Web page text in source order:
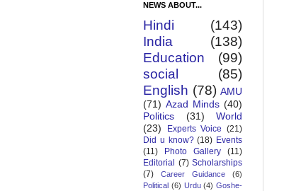
NEWS ABOUT...
Hindi
(143)
India
(138)
Education
(99)
social
(85)
English (78) AMU
(71) Azad Minds (40)
Politics
(31)
World
(23)
Experts Voice (21)
Did u know? (18) Events
(11)
Photo Gallery
(11)
Editorial (7) Scholarships
(7)
Career Guidance
(6)
Political (6) Urdu (4) Goshe-